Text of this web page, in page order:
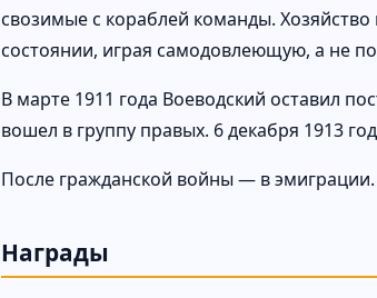
свозимые с кораблей команды.
состоянии, играя самодовлеющую, а не
В марте 1911 года Воеводский оставил
вошел в группу правых. 6 декабря 1913
После гражданской войны — в
Награды